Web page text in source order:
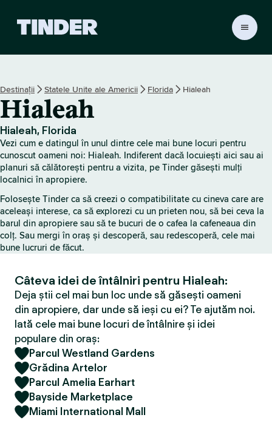
T
e
r
Destinații Statele Unite ale Americii Florida Hialeah
Hialeah
Hialeah, Florida
Vezi cum e datingul în unul dintre cele mai bune locuri pentru
cunoscut oameni noi: Hialeah. Indiferent dacă locuiești aici sau ai
planuri să călătorești pentru a vizita, pe Tinder găsești mulți
localnici în apropiere.
Folosește Tinder ca să creezi o compatibilitate cu cineva care are
aceleași interese, ca să explorezi cu un prieten nou, să bei ceva la
barul din apropiere sau să te bucuri de o cafea la cafeneaua din
colț. Sau mergi în oraș și descoperă, sau redescoperă, cele mai
bune lucruri de făcut.
Câteva idei de întâlniri pentru Hialeah:
Deja știi cel mai bun loc unde să găsești oameni
din apropiere, dar unde să ieși cu ei? Te ajutăm noi.
Iată cele mai bune locuri de întâlnire și idei
populare din oraș:
Parcul Westland Gardens
Grădina Artelor
Parcul Amelia Earhart
Bayside Marketplace
Miami International Mall